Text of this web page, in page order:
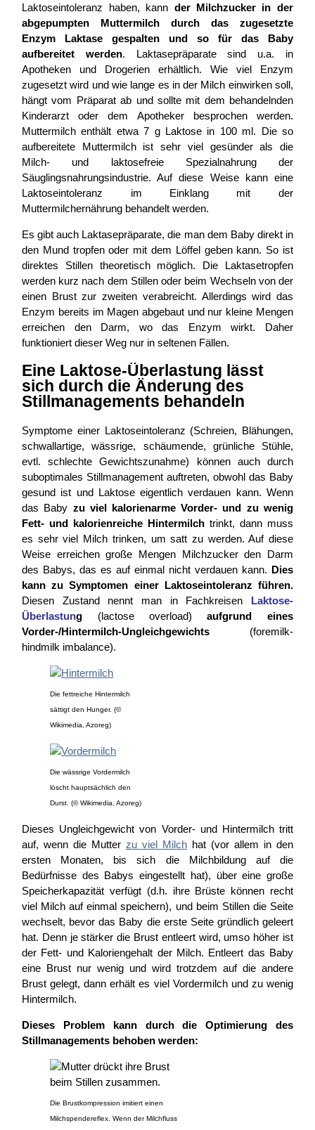
Laktoseintoleranz haben, kann der Milchzucker in der
abgepumpten Muttermilch durch das zugesetzte
Enzym Laktase gespalten und so für das Baby
aufbereitet werden. Laktasepräparate sind u.a. in
Apotheken und Drogerien erhältlich. Wie viel Enzym
zugesetzt wird und wie lange es in der Milch einwirken soll,
hängt vom Präparat ab und sollte mit dem behandelnden
Kinderarzt oder dem Apotheker besprochen werden.
Muttermilch enthält etwa 7 g Laktose in 100 ml. Die so
aufbereitete Muttermilch ist sehr viel gesünder als die
Milch- und laktosefreie Spezialnahrung der
Säuglingsnahrungsindustrie. Auf diese Weise kann eine
Laktoseintoleranz im Einklang mit der
Muttermilchernährung behandelt werden.
Es gibt auch Laktasepräparate, die man dem Baby direkt in
den Mund tropfen oder mit dem Löffel geben kann. So ist
direktes Stillen theoretisch möglich. Die Laktasetropfen
werden kurz nach dem Stillen oder beim Wechseln von der
einen Brust zur zweiten verabreicht. Allerdings wird das
Enzym bereits im Magen abgebaut und nur kleine Mengen
erreichen den Darm, wo das Enzym wirkt. Daher
funktioniert dieser Weg nur in seltenen Fällen.
Eine Laktose-Überlastung lässt
sich durch die Änderung des
Stillmanagements behandeln
Symptome einer Laktoseintoleranz (Schreien, Blähungen,
schwallartige, wässrige, schäumende, grünliche Stühle,
evtl. schlechte Gewichtszunahme) können auch durch
suboptimales Stillmanagement auftreten, obwohl das Baby
gesund ist und Laktose eigentlich verdauen kann. Wenn
das Baby zu viel kalorienarme Vorder- und zu wenig
Fett- und kalorienreiche Hintermilch trinkt, dann muss
es sehr viel Milch trinken, um satt zu werden. Auf diese
Weise erreichen große Mengen Milchzucker den Darm
des Babys, das es auf einmal nicht verdauen kann. Dies
kann zu Symptomen einer Laktoseintoleranz führen.
Diesen Zustand nennt man in Fachkreisen Laktose-
Überlastung (lactose overload) aufgrund eines
Vorder-/Hintermilch-Ungleichgewichts (foremilk-
hindmilk imbalance).
Die fettreiche Hintermilch
sättigt den Hunger. (©
Wikimedia, Azoreg)
Die wässrige Vordermilch
löscht hauptsächlich den
Durst. (© Wikimedia, Azoreg)
Dieses Ungleichgewicht von Vorder- und Hintermilch tritt
auf, wenn die Mutterzu viel Milch hat (vor allem in den
ersten Monaten, bis sich die Milchbildung auf die
Bedürfnisse des Babys eingestellt hat), über eine große
Speicherkapazität verfügt (d.h. ihre Brüste können recht
viel Milch auf einmal speichern), und beim Stillen die Seite
wechselt, bevor das Baby die erste Seite gründlich geleert
hat. Denn je stärker die Brust entleert wird, umso höher ist
der Fett- und Kaloriengehalt der Milch. Entleert das Baby
eine Brust nur wenig und wird trotzdem auf die andere
Brust gelegt, dann erhält es viel Vordermilch und zu wenig
Hintermilch.
Dieses Problem kann durch die Optimierung des
Stillmanagements behoben werden:
Die Brustkompression imitiert einen
Milchspendereflex. Wenn der Milchfluss